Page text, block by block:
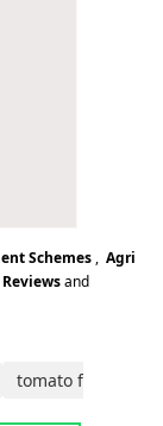
Schemes , Agri
and
tomato farming